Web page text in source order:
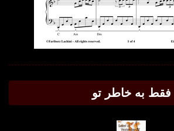
فقط به خاطر تو